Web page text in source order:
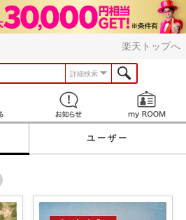
楽天トップへ
詳細検索
見つける お知らせ
ユーザー